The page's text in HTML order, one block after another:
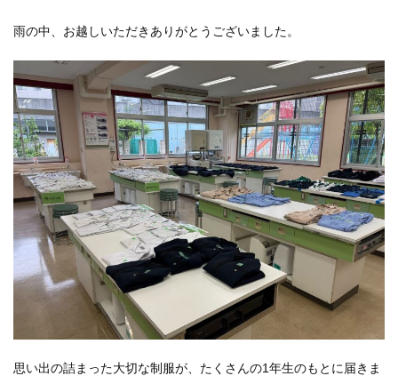
雨の中、お越しいただきありがとうございました。
思い出の詰まった大切な制服が、たくさんの1年生のもとに届きま